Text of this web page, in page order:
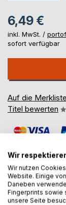
6,49 €
inkl. MwSt. /
sofort verfügbar
Auf die Merkliste
Titel bewerten
Wir
Wir nutzen
Website. Einige
Daneben
Fingerprints sowie
unsere Seite